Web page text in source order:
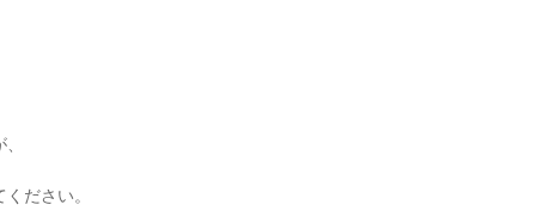
ださい。